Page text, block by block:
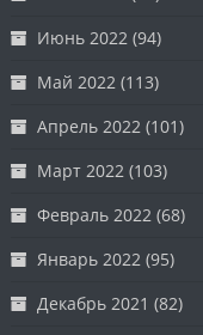
Июнь 2022 (94)
Май 2022 (113)
Апрель 2022 (101)
Март 2022 (103)
Февраль 2022 (68)
Январь 2022 (95)
Декабрь 2021 (82)